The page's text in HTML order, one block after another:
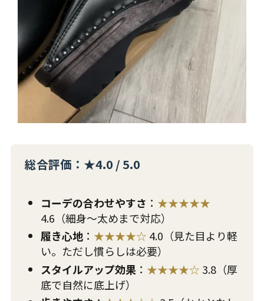
総合評価：★4.0 / 5.0
コーデの合わせやすさ ： ★★★★★
4.6（細身〜太めまで対応）
履き心地： ★★★★☆ 4.0（見た目より軽
い。ただし慣らしは必要）
スタイルアップ効果 ： ★★★★☆ 3.8（厚
底で自然に底上げ）